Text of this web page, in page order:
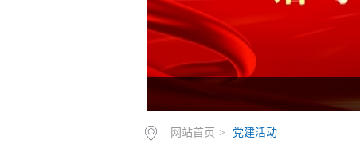
网站首页 > 党建活动